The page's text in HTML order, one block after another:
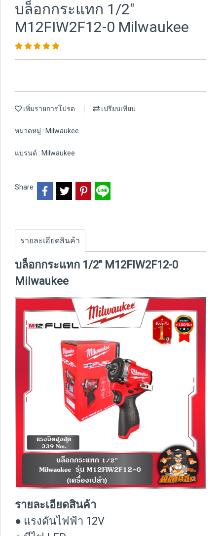
บล็อกกระแทก 1/2"
M12FIW2F12-0 Milwaukee
เพิ่มรายการโปรด เปรียบเทียบ
หมวดหมู่ : Milwaukee
แบรนด์ : Milwaukee
Share
รายละเอียดสินค้า
บล็อกกระแทก 1/2" M12FIW2F12-0
Milwaukee
รายละเอียดสินค้า
● แรงดันไฟฟ้า 12V